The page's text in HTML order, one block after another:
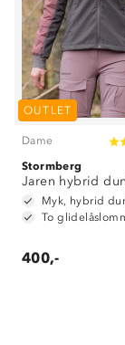
OUTLET
Dame
Stormberg
Jaren hybrid
Myk, hybrid
To
400,-
Om Stormberg
Verdigrunnlag
Klima og miljø
Dette trenger